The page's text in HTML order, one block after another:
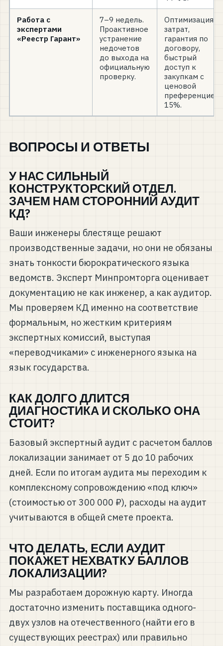
Работа с
экспертами
«Реестр Гарант»
7–9 недель.
Проактивное
устранение
недочетов
до выхода на
официальную
проверку.
Оптимизация
затрат,
гарантия по
договору,
быстрый
доступ к
закупкам с
ценовой
преференцией
15%.
ВОПРОСЫ И ОТВЕТЫ
У НАС СИЛЬНЫЙ
КОНСТРУКТОРСКИЙ ОТДЕЛ.
ЗАЧЕМ НАМ СТОРОННИЙ АУДИТ
КД?
Ваши инженеры блестяще решают
производственные задачи, но они не обязаны
знать тонкости бюрократического языка
ведомств. Эксперт Минпромторга оценивает
документацию не как инженер, а как аудитор.
Мы проверяем КД именно на соответствие
формальным, но жестким критериям
экспертных комиссий, выступая
«переводчиками» с инженерного языка на
язык государства.
КАК ДОЛГО ДЛИТСЯ
ДИАГНОСТИКА И СКОЛЬКО ОНА
СТОИТ?
Базовый экспертный аудит с расчетом баллов
локализации занимает от 5 до 10 рабочих
дней. Если по итогам аудита мы переходим к
комплексному сопровождению «под ключ»
(стоимостью от 300 000 ₽), расходы на аудит
учитываются в общей смете проекта.
ЧТО ДЕЛАТЬ, ЕСЛИ АУДИТ
ПОКАЖЕТ НЕХВАТКУ БАЛЛОВ
ЛОКАЛИЗАЦИИ?
Мы разработаем дорожную карту. Иногда
достаточно изменить поставщика одного-
двух узлов на отечественного (найти его в
существующих реестрах) или правильно